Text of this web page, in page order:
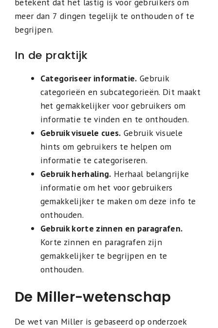
meer dan 7 dingen tegelijk te onthouden of te
begrijpen.
In de praktijk
Categoriseer informatie. Gebruik
categorieën en subcategorieën. Dit maakt
het gemakkelijker voor gebruikers om
informatie te vinden en te onthouden.
Gebruik visuele cues. Gebruik visuele
hints om gebruikers te helpen om
informatie te categoriseren.
Gebruik herhaling. Herhaal belangrijke
informatie om het voor gebruikers
gemakkelijker te maken om deze info te
onthouden.
Gebruik korte zinnen en paragrafen.
Korte zinnen en paragrafen zijn
gemakkelijker te begrijpen en te
onthouden.
De Miller-wetenschap
De wet van Miller is gebaseerd op onderzoek